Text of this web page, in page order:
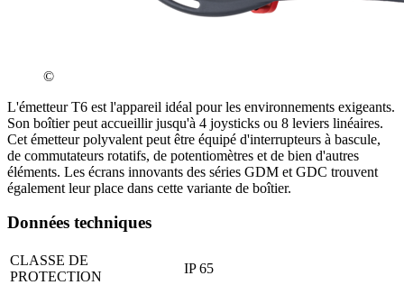
©
L'émetteur T6 est l'appareil idéal pour les environnements exigeants.
Son boîtier peut accueillir jusqu'à 4 joysticks ou 8 leviers linéaires.
Cet émetteur polyvalent peut être équipé d'interrupteurs à bascule,
de commutateurs rotatifs, de potentiomètres et de bien d'autres
éléments. Les écrans innovants des séries GDM et GDC trouvent
également leur place dans cette variante de boîtier.
Données techniques
CLASSE DE
PROTECTION
IP 65